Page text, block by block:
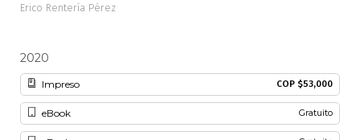
Erico Rentería Pérez
2020
Impreso COP $53,000
eBook Gratuito